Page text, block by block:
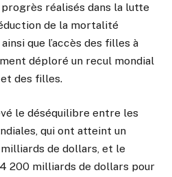
réalisés dans la lutte
de la mortalité
que l’accès des filles à
déploré un recul mondial
des filles.
le déséquilibre entre les
qui ont atteint un
de dollars, et le
200 milliards de dollars pour